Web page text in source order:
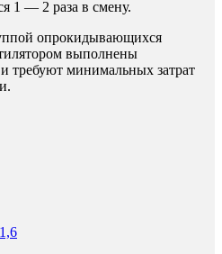
1 — 2 раза в смену.
опрокидывающихся
выполнены
требуют минимальных затрат